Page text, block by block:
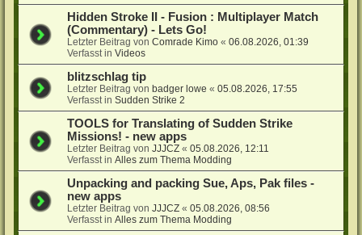
Hidden Stroke II - Fusion : Multiplayer Match
(Commentary) - Lets Go!
Letzter Beitrag vonComrade Kimo «06.08.2026, 01:39
Verfasst inVideos
blitzschlag tip
Letzter Beitrag vonbadger lowe «05.08.2026, 17:55
Verfasst inSudden Strike 2
TOOLS for Translating of Sudden Strike
Missions! - new apps
Letzter Beitrag vonJJJCZ «05.08.2026, 12:11
Verfasst inAlles zum Thema Modding
Unpacking and packing Sue, Aps, Pak files -
new apps
Letzter Beitrag vonJJJCZ «05.08.2026, 08:56
Verfasst inAlles zum Thema Modding